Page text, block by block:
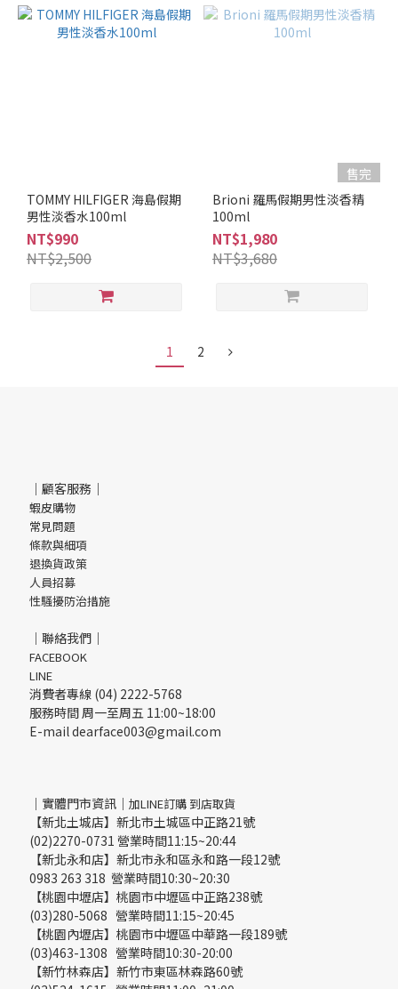
TOMMY HILFIGER 海島假期
男性淡香水100ml
NT$990
NT$2,500
售完
Brioni 羅馬假期男性淡香精
100ml
NT$1,980
NT$3,680
1 2
｜顧客服務｜
蝦皮購物
常見問題
條款與細項
退換貨政策
人員招募
性騷擾防治措施
｜聯絡我們｜
FACEBOOK
LINE
消費者專線 (04) 2222-5768
服務時間 周一至周五 11:00~18:00
E-mail dearface003@gmail.com
｜實體門市資訊｜ 加LINE訂購 到店取貨
【新北土城店】新北市土城區中正路21號
(02)2270-0731 營業時間11:15~20:44
【新北永和店】新北市永和區永和路一段12號
0983 263 318 營業時間10:30~20:30
【桃園中壢店】桃園市中壢區中正路238號
(03)280-5068 營業時間11:15~20:45
【桃園內壢店】桃園市中壢區中華路一段189號
(03)463-1308 營業時間10:30-20:00
【新竹林森店】新竹市東區林森路60號